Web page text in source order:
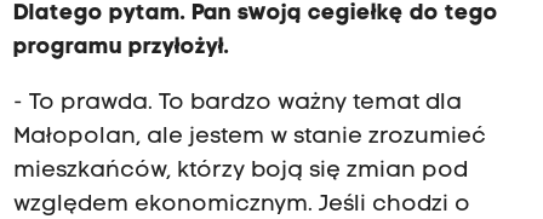
Dlatego pytam. Pan swoją cegiełkę do tego
programu przyłożył.
- To prawda. To bardzo ważny temat dla
Małopolan, ale jestem w stanie zrozumieć
mieszkańców, którzy boją się zmian pod
względem ekonomicznym. Jeśli chodzi o